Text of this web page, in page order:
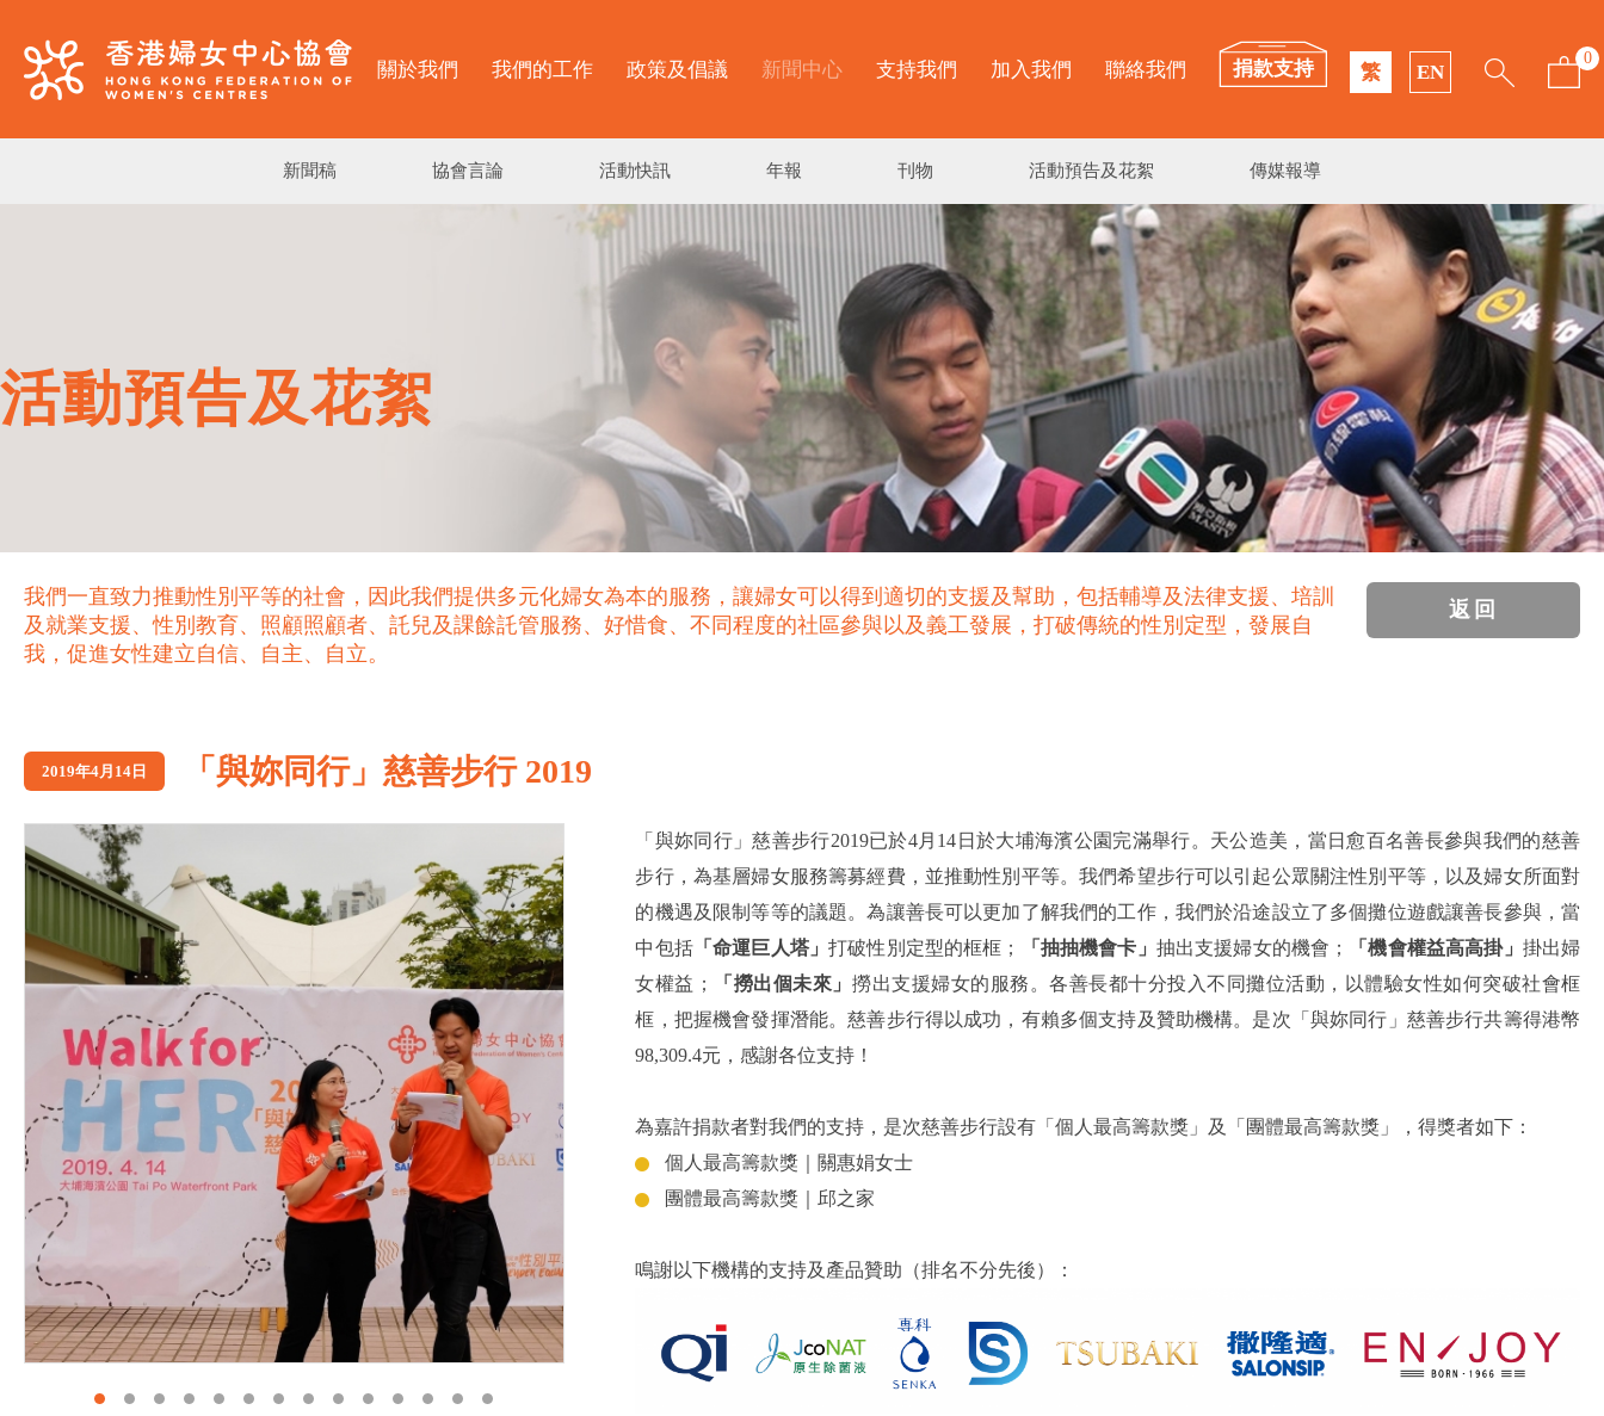
關於我們 我們的工作 政策及倡議 新聞中心 支持我們 加入我們 聯絡我們 捐款支持 繁 EN
0
新聞稿 協會言論 活動快訊 年報 刊物 活動預告及花絮 傳媒報導
活動預告及花絮
我們一直致力推動性別平等的社會，因此我們提供多元化婦女為本的服務，讓婦女可以得到適切的支援及幫助，包括輔導及法律支援、培訓
及就業支援、性別教育、照顧照顧者、託兒及課餘託管服務、好惜食、不同程度的社區參與以及義工發展，打破傳統的性別定型，發展自
我，促進女性建立自信、自主、自立。
返回
2019年4月14日 「與妳同行」慈善步行 2019
「與妳同行」慈善步行2019已於4月14日於大埔海濱公園完滿舉行。天公造美，當日愈百名善長參與我們的慈善
步行，為基層婦女服務籌募經費，並推動性別平等。我們希望步行可以引起公眾關注性別平等，以及婦女所面對
的機遇及限制等等的議題。為讓善長可以更加了解我們的工作，我們於沿途設立了多個攤位遊戲讓善長參與，當
中包括「命運巨人塔」打破性別定型的框框； 「抽抽機會卡」 抽出支援婦女的機會； 「機會權益高高掛」 掛出婦
女權益；
「撈出個未來」 撈出支援婦女的服務。各善長都十分投入不同攤位活動，以體驗女性如何突破社會框
框，把握機會發揮潛能。慈善步行得以成功，有賴多個支持及贊助機構。是次「與妳同行」慈善步行共籌得港幣
98,309.4元，感謝各位支持！
為嘉許捐款者對我們的支持，是次慈善步行設有「個人最高籌款獎」及「團體最高籌款獎」，得獎者如下：
個人最高籌款獎｜關惠娟女士
團體最高籌款獎｜邱之家
鳴謝以下機構的支持及產品贊助（排名不分先後）：